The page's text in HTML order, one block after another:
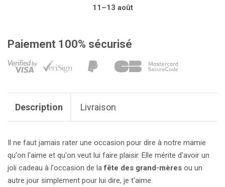
11⁠–13 août
Paiement 100% sécurisé
Description Livraison
Il ne faut jamais rater une occasion pour dire à notre mamie
qu'on l'aime et qu'on veut lui faire plaisir. Elle mérite d'avoir un
joli cadeau à l'occasion de lafête des grand-mères ou un
autre jour simplement pour lui dire, je t'aime.